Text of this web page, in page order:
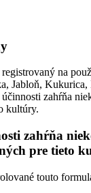
na
Jabloň,
zahŕňa
kultúry.
zahŕňa
pre tieto
touto